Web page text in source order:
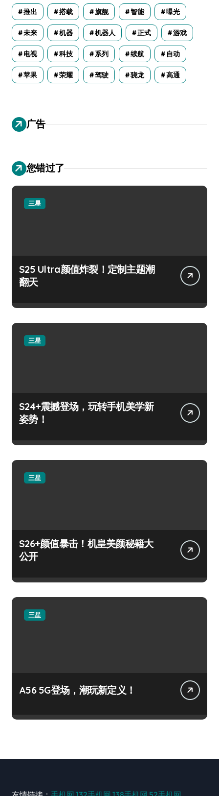
推出 搭载 旗舰 智能 曝光
未来 机器 机器人 正式 游戏
电视 科技 系列 续航 自动
苹果 荣耀 驾驶 骁龙 高通
广告
您错过了
三星
S25 Ultra颜值炸裂！定制主题潮
翻天
三星
S24+震撼登场，玩转手机美学新
姿势！
三星
S26+颜值暴击！机皇美颜秘籍大
公开
三星
A56 5G登场，潮玩新定义！